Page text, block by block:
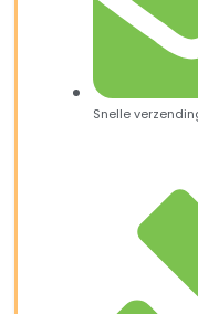
Snelle